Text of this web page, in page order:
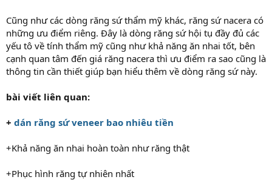
Cũng như các dòng răng sứ thẩm mỹ khác, răng sứ nacera có
những ưu điểm riêng. Đây là dòng răng sứ hội tụ đầy đủ các
yếu tô về tính thẩm mỹ cũng như khả năng ăn nhai tốt, bên
cạnh quan tâm đến giá răng nacera thì ưu điểm ra sao cũng là
thông tin cần thiết giúp bạn hiểu thêm về dòng răng sứ này.
bài viết liên quan:
+ dán răng sứ veneer bao nhiêu tiền
+Khả năng ăn nhai hoàn toàn như răng thật
+Phục hình răng tự nhiên nhất